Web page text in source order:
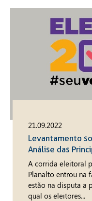
21.09.2022
Levantamento
Análise das
A corrida eleitoral
Planalto entrou na
estão na disputa a
qual os eleitores...